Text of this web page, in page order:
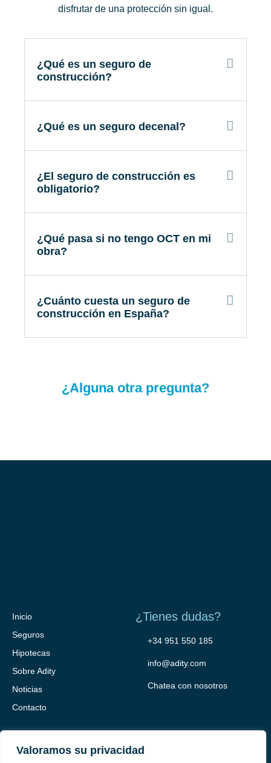
Valoramos su privacidad
disfrutar de una protección sin igual.
¿Qué es un seguro de
construcción?
¿Qué es un seguro decenal?
¿El seguro de construcción es
obligatorio?
¿Qué pasa si no tengo OCT en mi
obra?
¿Cuánto cuesta un seguro de
construcción en España?
¿Alguna otra pregunta?
Inicio
Seguros
Hipotecas
Sobre Adity
Noticias
Contacto
¿Tienes dudas?
+34 951 550 185
info@adity.com
Chatea con nosotros